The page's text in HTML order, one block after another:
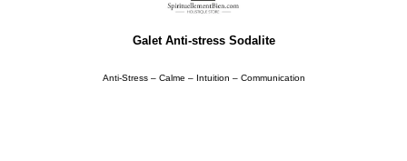
Galet Anti-stress Sodalite
Anti-Stress – Calme – Intuition – Communication